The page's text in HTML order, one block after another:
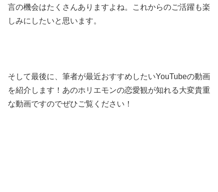
言の機会はたくさんありますよね。これからのご活躍も楽
しみにしたいと思います。
そして最後に、筆者が最近おすすめしたいYouTubeの動画
を紹介します！あのホリエモンの恋愛観が知れる大変貴重
な動画ですのでぜひご覧ください！